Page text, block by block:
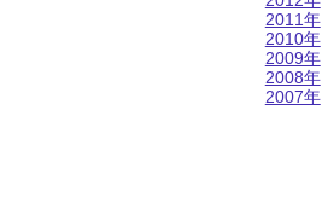
2011年
2010年
2009年
2008年
2007年